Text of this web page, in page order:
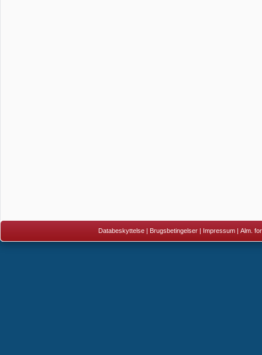
Databeskyttelse | Brugsbetingelser | Impressum | Alm.